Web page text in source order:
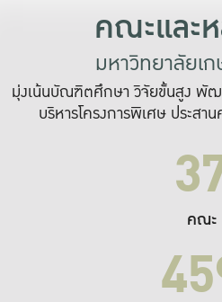
คณะและ
มหาวิทยาลัยเ
มุ่งเน้นบัณฑิตศึกษา วิจัยขั้นสูง พัฒ
บริหารโครงการพิเศษ ประสา
คณะ